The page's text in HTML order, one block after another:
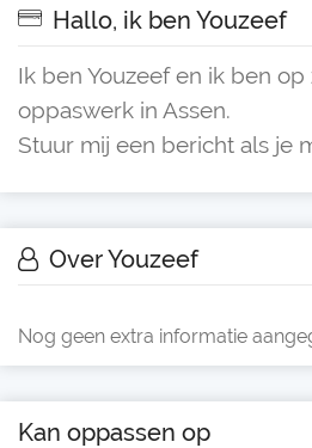
Hallo, ik ben Youzeef
Ik ben Youzeef en ik ben op
oppaswerk in Assen.
Stuur mij een bericht als je
Over Youzeef
Nog geen extra informatie
Kan oppassen op